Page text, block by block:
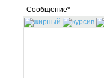
Сообщение*